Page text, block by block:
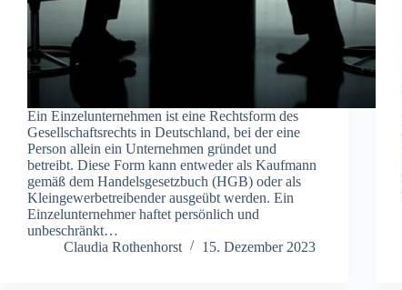
Ein Einzelunternehmen ist eine Rechtsform des
Gesellschaftsrechts in Deutschland, bei der eine
Person allein ein Unternehmen gründet und
betreibt. Diese Form kann entweder als Kaufmann
gemäß dem Handelsgesetzbuch (HGB) oder als
Kleingewerbetreibender ausgeübt werden. Ein
Einzelunternehmer haftet persönlich und
unbeschränkt…
Claudia Rothenhorst
15. Dezember 2023